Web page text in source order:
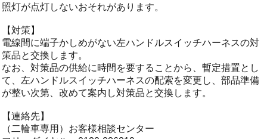
照灯が点灯しないおそれがあります。
【対策】
電線間に端子かしめがない左ハンドルスイッチハーネスの対
策品と交換します。
なお、対策品の供給に時間を要することから、暫定措置とし
て、左ハンドルスイッチハーネスの配索を変更し、部品準備
が整い次第、改めて案内し対策品と交換します。
【連絡先】
（二輪車専用）お客様相談センター